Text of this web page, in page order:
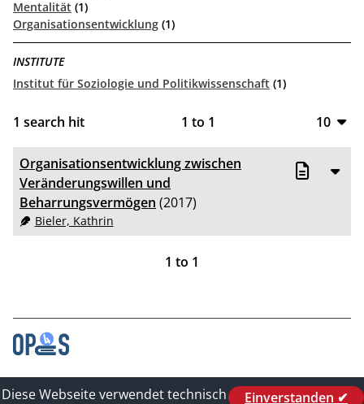
Mentalität (1)
Organisationsentwicklung (1)
INSTITUTE
Institut für Soziologie und Politikwissenschaft (1)
1 search hit 1 to 1
10
10
20
Organisationsentwicklung zwischen
Veränderungswillen und
Beharrungsvermögen (2017)
Bieler, Kathrin
1 to 1
Contact
Einverstanden ✔
Diese Webseite verwendet technisch